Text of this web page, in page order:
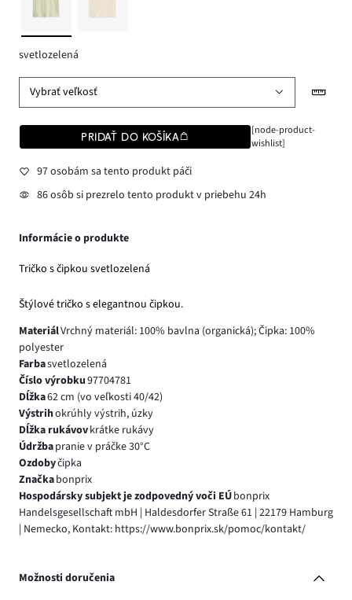
svetlozelená
Vybrať veľkosť
PRIDAŤ DO KOŠÍKA
[node-product-
wishlist]
97 osobám sa tento produkt páči
86 osôb si prezrelo tento produkt v priebehu 24h
Informácie o produkte
Tričko s čipkou svetlozelená
Štýlové tričko s elegantnou čipkou.
MateriálVrchný materiál: 100% bavlna (organická); Čipka: 100%
polyester
Farbasvetlozelená
Číslo výrobku97704781
Dĺžka62 cm (vo veľkosti 40/42)
Výstrihokrúhly výstrih, úzky
Dĺžka rukávovkrátke rukávy
Údržbapranie v práčke 30°C
Ozdobyčipka
Značkabonprix
Hospodársky subjekt je zodpovedný voči EÚbonprix
Handelsgesellschaft mbH | Haldesdorfer Straße 61 | 22179 Hamburg
| Nemecko, Kontakt: https://www.bonprix.sk/pomoc/kontakt/
Možnosti doručenia